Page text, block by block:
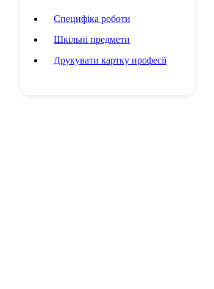
Специфіка роботи
Шкільні предмети
Друкувати картку професії